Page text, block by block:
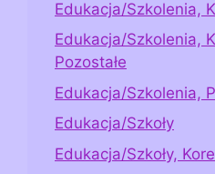
Edukacja/Szkolenia,
Edukacja/Szkolenia,
Pozostałe
Edukacja/Szkolenia,
Edukacja/Szkoły
Edukacja/Szkoły,